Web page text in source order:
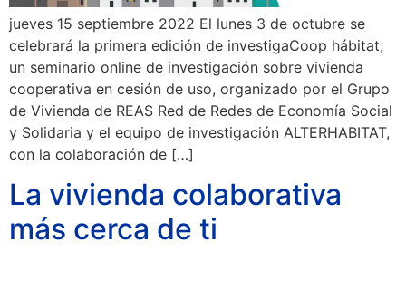
jueves 15 septiembre 2022 El lunes 3 de octubre se
celebrará la primera edición de investigaCoop hábitat,
un seminario online de investigación sobre vivienda
cooperativa en cesión de uso, organizado por el Grupo
de Vivienda de REAS Red de Redes de Economía Social
y Solidaria y el equipo de investigación ALTERHABITAT,
con la colaboración de […]
La vivienda colaborativa
más cerca de ti